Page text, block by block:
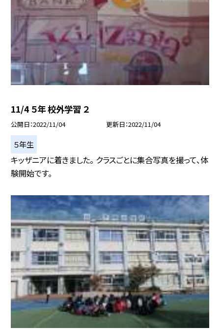
11/4 ５年 校外学習 ２
公開日 2022/11/04 更新日 2022/11/04
５年生
キッザニアに着きました。 クラスごとに集合写真を撮って、体
験開始です。